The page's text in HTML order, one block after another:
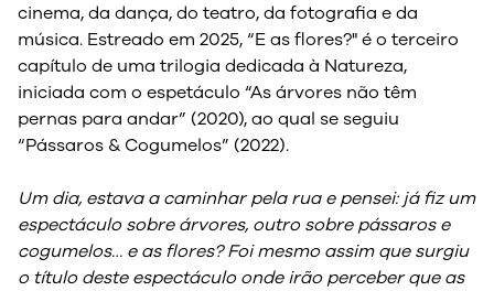
cinema, da dança, do teatro, da fotografia e da
música. Estreado em 2025, “E as flores?" é o terceiro
capítulo de uma trilogia dedicada à Natureza,
iniciada com o espetáculo “As árvores não têm
pernas para andar” (2020), ao qual se seguiu
“Pássaros & Cogumelos” (2022).
Um dia, estava a caminhar pela rua e pensei: já fiz um
espectáculo sobre árvores, outro sobre pássaros e
cogumelos… e as flores? Foi mesmo assim que surgiu
o título deste espectáculo onde irão perceber que as